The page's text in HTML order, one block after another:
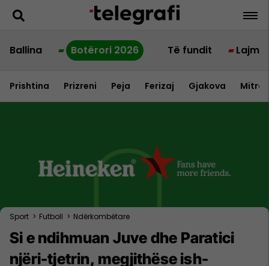
Ballina Botërori 2026 Të fundit Lajme
Prishtina Prizreni Peja Ferizaj Gjakova
Sport > Futboll > Ndërkombëtare
Si e ndihmuan Juve dhe Paratici
njëri-tjetrin, megjithëse ish-